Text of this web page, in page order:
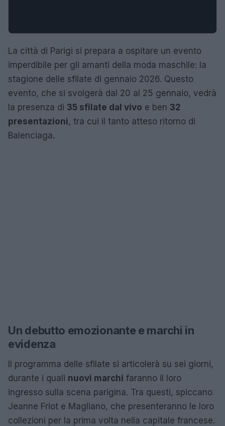
La città di Parigi si prepara a ospitare un evento
imperdibile per gli amanti della moda maschile: la
stagione delle sfilate di gennaio 2026. Questo
evento, che si svolgerà dal 20 al 25 gennaio, vedrà
la presenza di 35 sfilate dal vivo e ben 32
presentazioni, tra cui il tanto atteso ritorno di
Balenciaga.
Un debutto emozionante e marchi in
evidenza
Il programma delle sfilate si articolerà su sei giorni,
durante i quali nuovi marchi faranno il loro
ingresso sulla scena parigina. Tra questi, spiccano
Jeanne Friot e Magliano, che presenteranno le loro
collezioni per la prima volta nella capitale francese.